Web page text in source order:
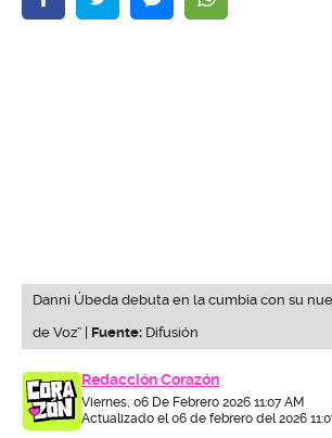
Danni Úbeda debuta en la cumbia con su
de Voz” | Fuente: Difusión
Redacción Corazón
Viernes, 06 De Febrero 2026 11:07 AM
Actualizado el 06 de febrero del 2026